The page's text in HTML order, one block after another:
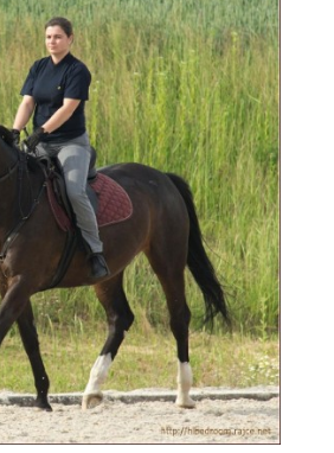
ČESKÉ UNIÍ SPORTU
JEZDECTVÍ " BUDE ZAHÁJEN
Z RYCHVALDU